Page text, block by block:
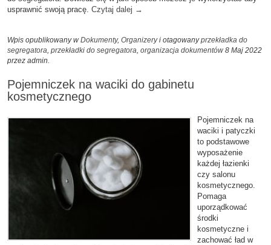
usprawnić swoją pracę. Czytaj dalej →
Wpis opublikowany w Dokumenty, Organizeryi otagowanyprzekładka do
segregatora przekładki do segregatora organizacja dokumentów 8 Maj 2022
przez admin
Pojemniczek na waciki do gabinetu
kosmetycznego
Pojemniczek na
waciki i patyczki
to podstawowe
wyposażenie
każdej łazienki
czy salonu
kosmetycznego.
Pomaga
uporządkować
środki
kosmetyczne i
zachować ład w